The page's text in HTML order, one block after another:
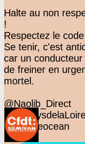
Halte au non
!
Respectez le
Se tenir, c'est
car un
de freiner en
mortel.
@Naolib_Direct
@presseocean